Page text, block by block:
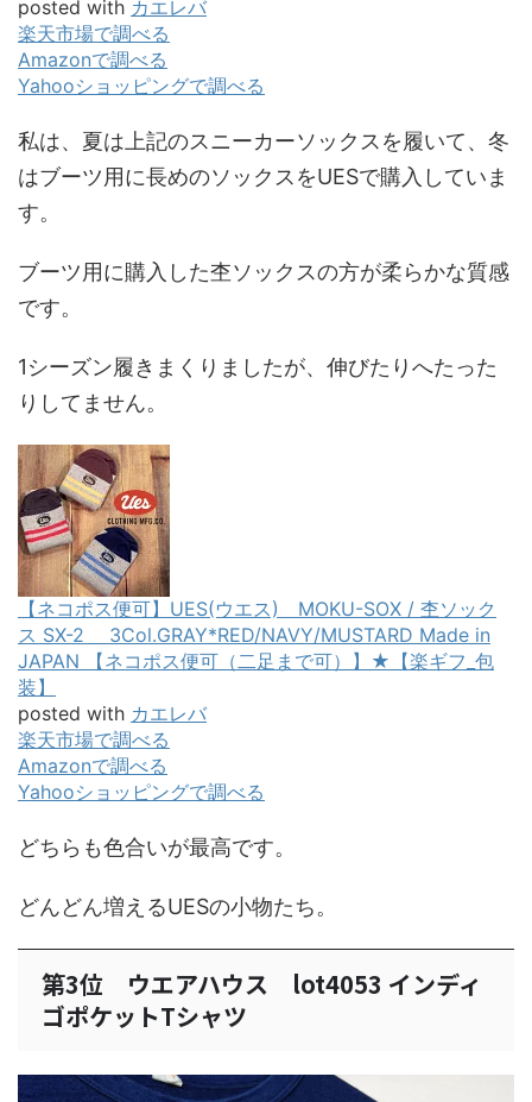
posted with カエレバ
楽天市場で調べる
Amazonで調べる
Yahooショッピングで調べる
私は、夏は上記のスニーカーソックスを履いて、冬
はブーツ用に長めのソックスをUESで購入していま
す。
ブーツ用に購入した杢ソックスの方が柔らかな質感
です。
1シーズン履きまくりましたが、伸びたりへたった
りしてません。
【ネコポス便可】UES(ウエス) MOKU-SOX / 杢ソック
ス SX-2 3Col.GRAY*RED/NAVY/MUSTARD Made in
JAPAN 【ネコポス便可（二足まで可）】★【楽ギフ_包
装】
posted with カエレバ
楽天市場で調べる
Amazonで調べる
Yahooショッピングで調べる
どちらも色合いが最高です。
どんどん増えるUESの小物たち。
第3位 ウエアハウス lot4053 インディ
ゴポケットTシャツ